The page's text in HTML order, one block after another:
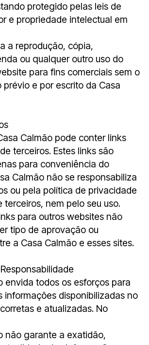
protegido pelas leis de
e propriedade intelectual em
a reprodução, cópia,
ou qualquer outro uso do
para fins comerciais sem o
e por escrito da Casa
Calmão pode conter links
terceiros. Estes links são
para conveniência do
Calmão não se responsabiliza
ou pela política de privacidade
terceiros, nem pelo seu uso.
para outros websites não
tipo de aprovação ou
a Casa Calmão e esses sites.
envida todos os esforços para
informações disponibilizadas no
e atualizadas. No
não garante a exatidão,